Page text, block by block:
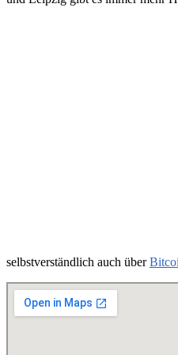
selbstverständlich auch über